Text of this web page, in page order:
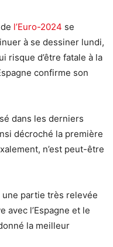
l’Euro-2024 se
à se dessiner lundi,
risque d’être fatale à la
confirme son
dans les derniers
décroché la première
n’est peut-être
une partie très relevée
avec l’Espagne et le
la meilleur